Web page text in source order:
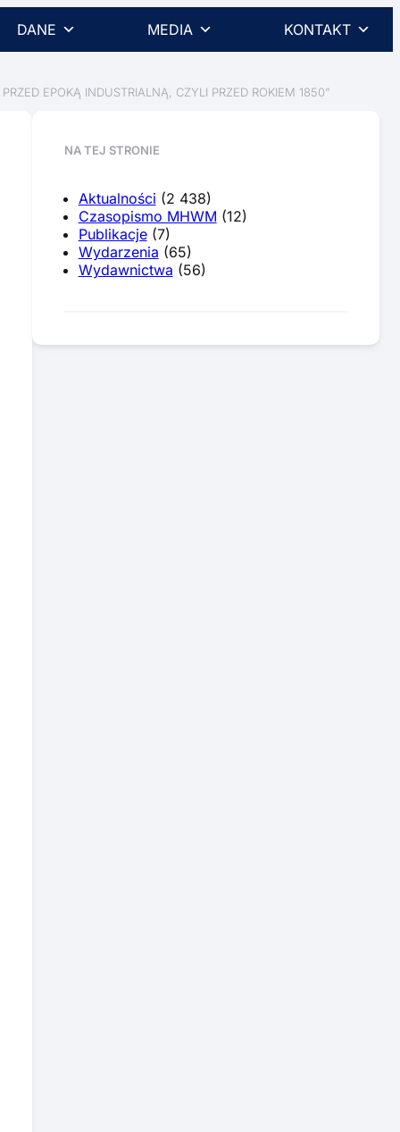
DANE MEDIA KONTAKT
EPOKĄ INDUSTRIALNĄ, CZYLI PRZED ROKIEM 1850”
NA TEJ STRONIE
Aktualności (2 438)
Czasopismo MHWM (12)
Publikacje(7)
Wydarzenia (65)
Wydawnictwa (56)